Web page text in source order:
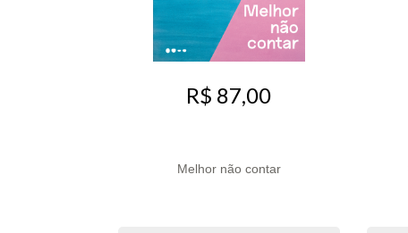
R$ 87,00
Melhor não contar